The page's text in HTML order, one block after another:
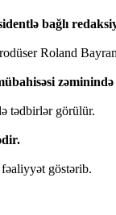
bağlı
Roland
tədbirlər görülür.
göstərib.